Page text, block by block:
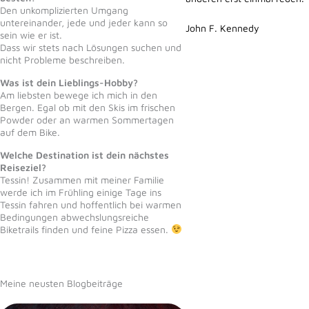
Den unkomplizierten Umgang
untereinander, jede und jeder kann so
sein wie er ist.
Dass wir stets nach Lösungen suchen und
nicht Probleme beschreiben.
Was ist dein Lieblings-Hobby?
Am liebsten bewege ich mich in den
Bergen. Egal ob mit den Skis im frischen
Powder oder an warmen Sommertagen
auf dem Bike.
Welche Destination ist dein nächstes
Reiseziel?
Tessin! Zusammen mit meiner Familie
werde ich im Frühling einige Tage ins
Tessin fahren und hoffentlich bei warmen
Bedingungen abwechslungsreiche
Biketrails finden und feine Pizza essen.
Meine neusten Blogbeiträge
John F. Kennedy